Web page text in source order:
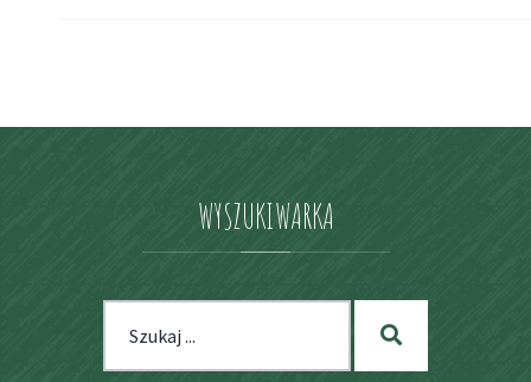
WYSZUKIWARKA
dla: